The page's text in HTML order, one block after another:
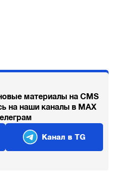
материалы на CMS
на наши каналы в MAX
Канал в TG